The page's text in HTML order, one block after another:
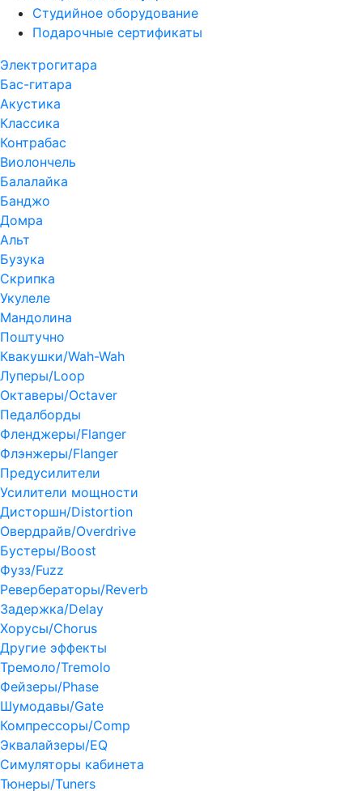
Студийное оборудование
Подарочные сертификаты
Электрогитара
Бас-гитара
Акустика
Классика
Контрабас
Виолончель
Балалайка
Банджо
Домра
Альт
Бузука
Скрипка
Укулеле
Мандолина
Поштучно
Квакушки/Wah-Wah
Луперы/Loop
Октаверы/Octaver
Педалборды
Фленджеры/Flanger
Флэнжеры/Flanger
Предусилители
Усилители мощности
Дисторшн/Distortion
Овердрайв/Overdrive
Бустеры/Boost
Фузз/Fuzz
Ревербераторы/Reverb
Задержка/Delay
Хорусы/Chorus
Другие эффекты
Тремоло/Tremolo
Фейзеры/Phase
Шумодавы/Gate
Компрессоры/Comp
Эквалайзеры/EQ
Симуляторы кабинета
Тюнеры/Tuners